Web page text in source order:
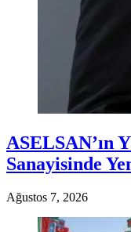
ASELSAN’ın
Sanayisinde
Ağustos 7, 2026